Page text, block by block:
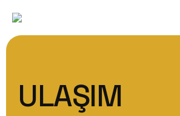
ULAŞIM